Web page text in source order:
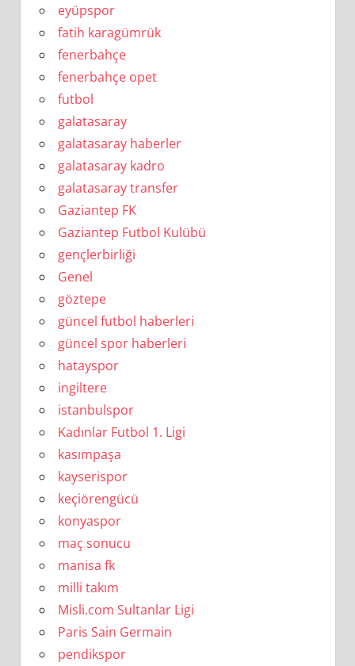
eyüpspor
fatih karagümrük
fenerbahçe
fenerbahçe opet
futbol
galatasaray
galatasaray haberler
galatasaray kadro
galatasaray transfer
Gaziantep FK
Gaziantep Futbol Kulübü
gençlerbirliği
Genel
göztepe
güncel futbol haberleri
güncel spor haberleri
hatayspor
ingiltere
istanbulspor
Kadınlar Futbol 1. Ligi
kasımpaşa
kayserispor
keçiörengücü
konyaspor
maç sonucu
manisa fk
milli takım
Misli.com Sultanlar Ligi
Paris Sain Germain
pendikspor